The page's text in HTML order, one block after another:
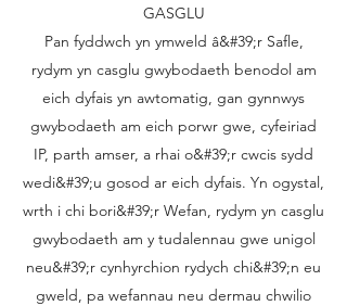
GASGLU
Pan fyddwch yn ymweld â&#39;r Safle,
rydym yn casglu gwybodaeth benodol am
eich dyfais yn awtomatig, gan gynnwys
gwybodaeth am eich porwr gwe, cyfeiriad
IP, parth amser, a rhai o&#39;r cwcis sydd
wedi&#39;u gosod ar eich dyfais. Yn ogystal,
wrth i chi bori&#39;r Wefan, rydym yn casglu
gwybodaeth am y tudalennau gwe unigol
neu&#39;r cynhyrchion rydych chi&#39;n eu
gweld, pa wefannau neu dermau chwilio